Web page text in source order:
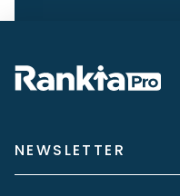
NEWSLETTER